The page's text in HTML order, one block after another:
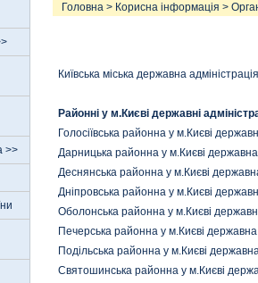
>>
Головна > Корисна інформація >
Київська міська державна адміністрація
Районні у м.Києві державні
Голосіївська районна у м.Києві
Дарницька районна у м.Києві державна
Деснянська районна у м.Києві
Дніпровська районна у м.Києві
Оболонська районна у м.Києві
Печерська районна у м.Києві державна
Подільська районна у м.Києві
Святошинська районна у м.Києві